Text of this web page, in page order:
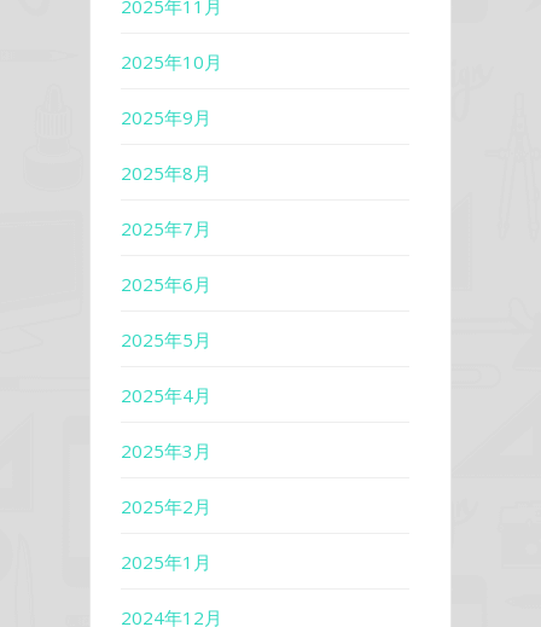
2025年11月
2025年10月
2025年9月
2025年8月
2025年7月
2025年6月
2025年5月
2025年4月
2025年3月
2025年2月
2025年1月
2024年12月